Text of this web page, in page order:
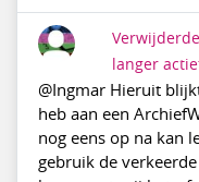
langer
@Ingmar Hieruit
heb aan een
nog eens op na kan
gebruik de